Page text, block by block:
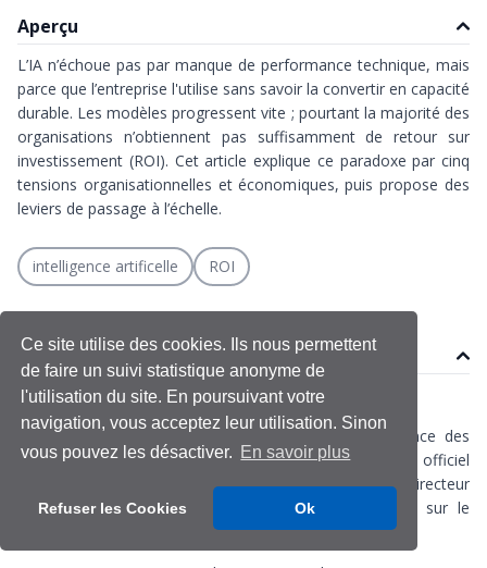
Ce site utilise des cookies. Ils nous permettent
de faire un suivi statistique anonyme de
l'utilisation du site. En poursuivant votre
navigation, vous acceptez leur utilisation. Sinon
vous pouvez les désactiver. En savoir plus
Refuser les Cookies Ok
Aperçu
L’IA n’échoue pas par manque de performance technique, mais
parce que l’entreprise l'utilise sans savoir la convertir en capacité
durable. Les modèles progressent vite ; pourtant la majorité des
organisations n’obtiennent pas suffisamment de retour sur
investissement (ROI). Cet article explique ce paradoxe par cinq
tensions organisationnelles et économiques, puis propose des
leviers de passage à l’échelle.
intelligence artificelle ROI
Contenu
La scène est devenue banale : une entreprise annonce des
dizaines de POC, déploie un assistant conversationnel « officiel
», et voit ses usages internes exploser, sans qu’un directeur
financier puisse relier cet enthousiasme à un impact sur le